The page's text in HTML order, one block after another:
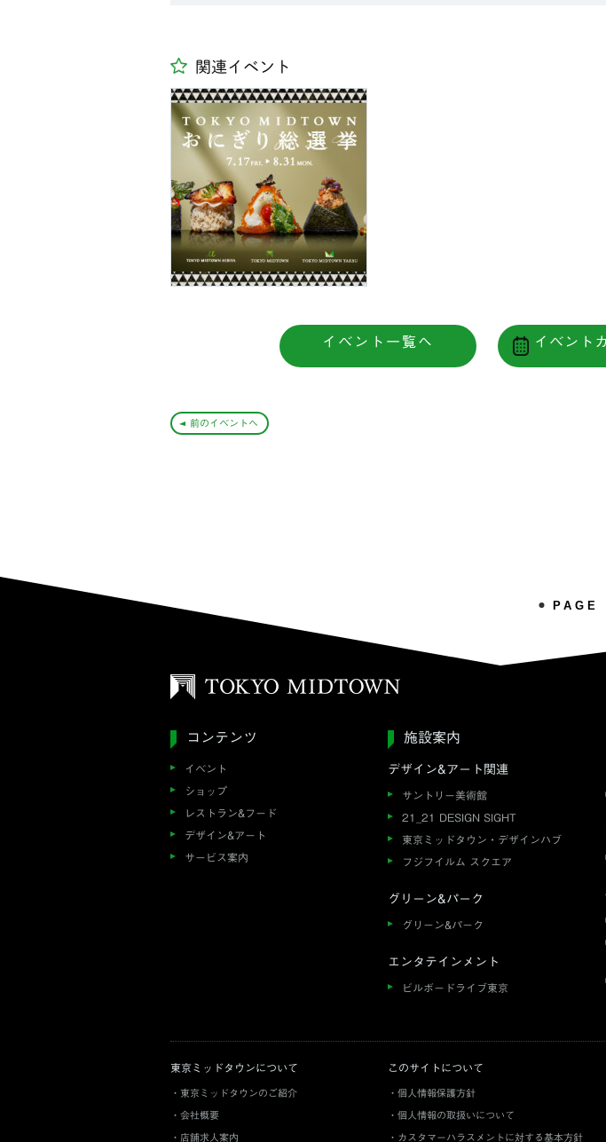
関連イベント
イベント一覧へ イベント
前のイベントへ
PAGE
コンテンツ
イベント
ショップ
レストラン&フード
デザイン&アート
サービス案内
施設案内
デザイン&アート関連
サントリー美術館
21_21 DESIGN SIGHT
東京ミッドタウン・デザインハブ
フジフイルム スクエア
グリーン&パーク
グリーン&パーク
エンタテインメント
ビルボードライブ東京
東京ミッドタウンについて
東京ミッドタウンのご紹介
会社概要
店舗求人案内
このサイトについて
個人情報保護方針
個人情報の取扱いについて
カスタマーハラスメントに対する基本方針